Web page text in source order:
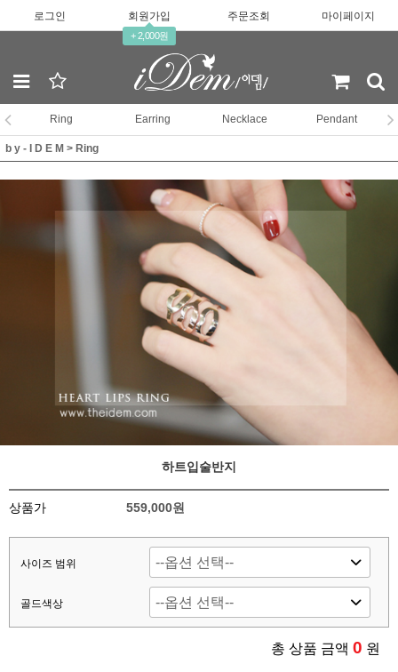
로그인 회원가입
+ 2,000원
주문조회 마이페이지
Ring Earring Necklace Pendant
b y - I D E M > Ring
하트입술반지
상품가 559,000원
사이즈 범위
골드색상
총 상품 금액 0 원